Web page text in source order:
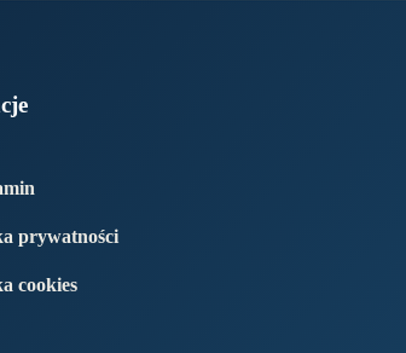
prywatności
cookies